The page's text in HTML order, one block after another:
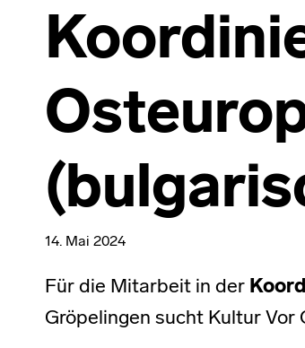
14. Mai 2024
Für die Mitarbeit in der
Gröpelingen sucht Kultur Vor